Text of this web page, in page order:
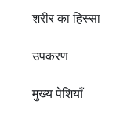
शरीर का हिस्सा
उपकरण
मुख्य पेशियाँ